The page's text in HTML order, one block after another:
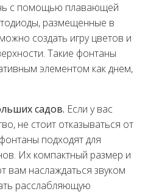
с помощью плавающей
размещенные в
создать игру цветов и
Такие фонтаны
элементом как днем,
садов. Если у вас
не стоит отказываться от
подходят для
Их компактный размер и
вам наслаждаться звуком
расслабляющую